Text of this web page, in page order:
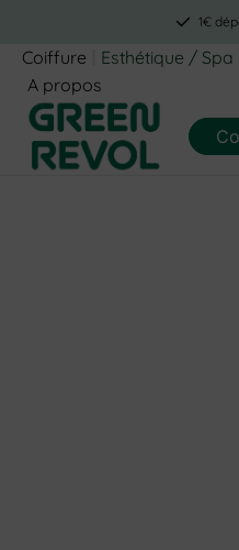
1€
Coiffure Esthétique / Spa
A propos